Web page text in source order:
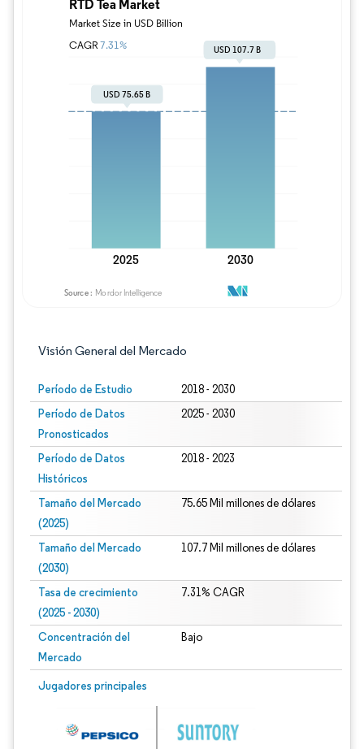
Visión General del Mercado
Período de Estudio 2018 - 2030
Período de Datos
Pronosticados
2025 - 2030
Período de Datos
Históricos
2018 - 2023
Tamaño del Mercado
(2025)
75.65 Mil millones de dólares
Tamaño del Mercado
(2030)
107.7 Mil millones de dólares
Tasa de crecimiento
(2025 - 2030)
7.31% CAGR
Concentración del
Mercado
Bajo
Jugadores principales
Imagen © Mordor Intelligence. El uso requiere atribución según CC BY 4.0.